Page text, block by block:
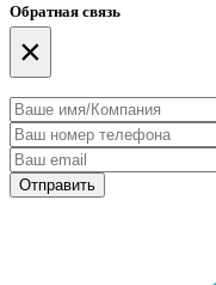
Обратная связь
×
Отправить